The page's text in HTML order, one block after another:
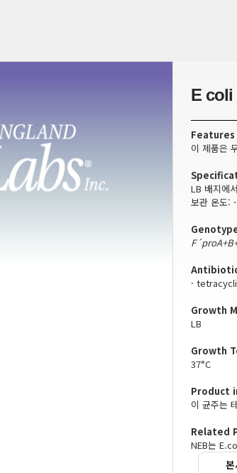
E coli
Features
이 제품은
LB 배지에
보관 온도:
·
Growth
LB
Growth
37°C
Product
이 균주는
Related
NEB는